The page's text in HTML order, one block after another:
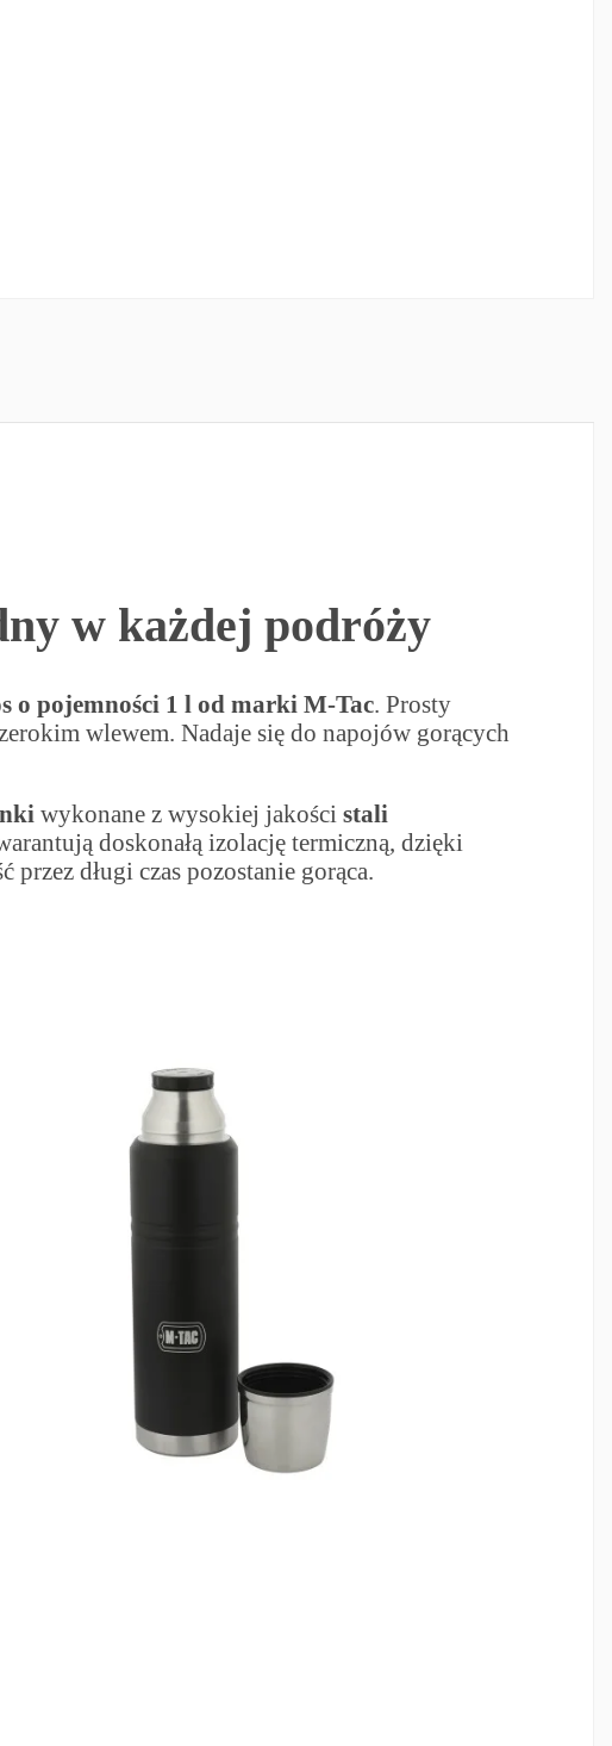
w każdej podróży
o pojemności 1 l od marki M-Tac. Prosty
wlewem. Nadaje się do napojów gorących
wykonane z wysokiej jakości stali
doskonałą izolację termiczną, dzięki
przez długi czas pozostanie gorąca.